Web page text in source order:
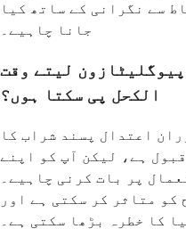
سے نگرانی کے ساتھ کیا
جانا چاہیے۔
لیتے وقت
الکحل پی سکتا ہوں؟
اعتدال پسند شراب کا
ہے، لیکن آپ کو اپنے
پر بات کرنی چاہیے۔
کو متاثر کر سکتی ہے اور
کا خطرہ بڑھا سکتی ہے۔